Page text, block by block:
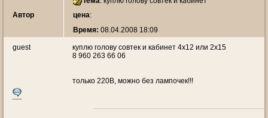
Автор
цена:
Время: 08.04.2008 18:09
guest
куплю голову совтек и кабинет 4х12 или 2х15
8 960 263 66 06
только 220В, можно без лампочек!!!